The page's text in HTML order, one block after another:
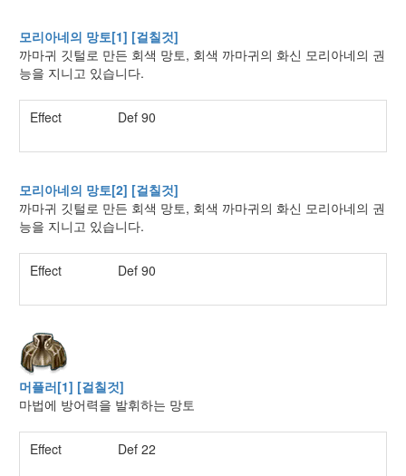
모리아네의 망토[1] [걸칠것]
까마귀 깃털로 만든 회색 망토, 회색 까마귀의 화신 모리아네의 권
능을 지니고 있습니다.
Effect Def 90
모리아네의 망토[2] [걸칠것]
까마귀 깃털로 만든 회색 망토, 회색 까마귀의 화신 모리아네의 권
능을 지니고 있습니다.
Effect Def 90
머플러[1] [걸칠것]
마법에 방어력을 발휘하는 망토
Effect Def 22